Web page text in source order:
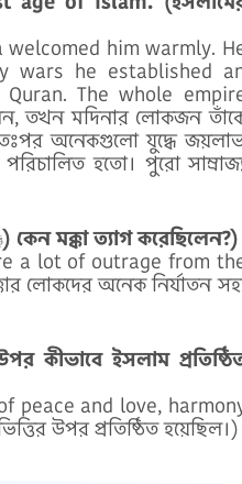
wars he established
The whole
অতঃপর অনেকগুলো যুদ্ধে
হতো। পুরো
Why did Hazrat Muhammad (ﷺ) leave Makkah? (হযরত মুহাম্মদ (ﷺ) কেন মক্কা ত্যাগ করেছিলেন?)
কীভাবে ইসলাম
peace and love,
উপর প্রতিষ্ঠিত হয়েছিল।)